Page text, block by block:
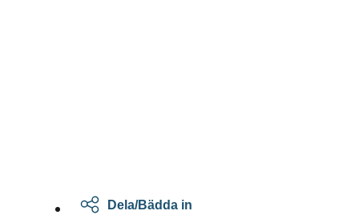
Dela/Bädda in